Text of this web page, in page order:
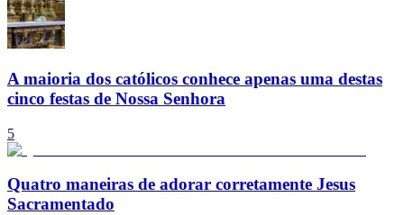
A maioria dos católicos conhece apenas uma destas
cinco festas de Nossa Senhora
5
Quatro maneiras de adorar corretamente Jesus
Sacramentado